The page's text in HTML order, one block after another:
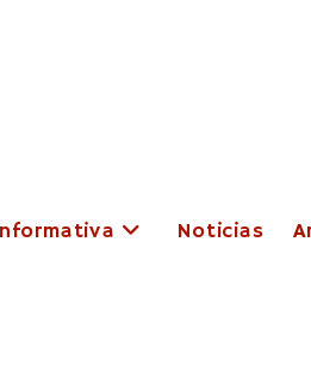
Noticias